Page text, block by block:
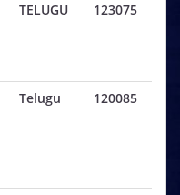
TELUGU 123075
Telugu 120085